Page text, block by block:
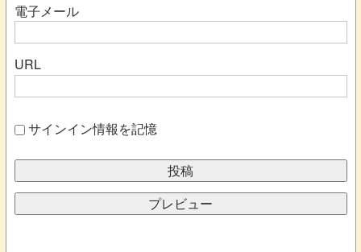
電子メール
URL
サインイン情報を記憶